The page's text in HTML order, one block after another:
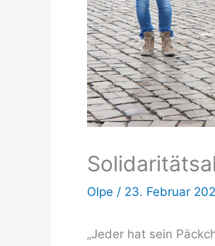
Olpe / 23. Februar
„Jeder hat sein